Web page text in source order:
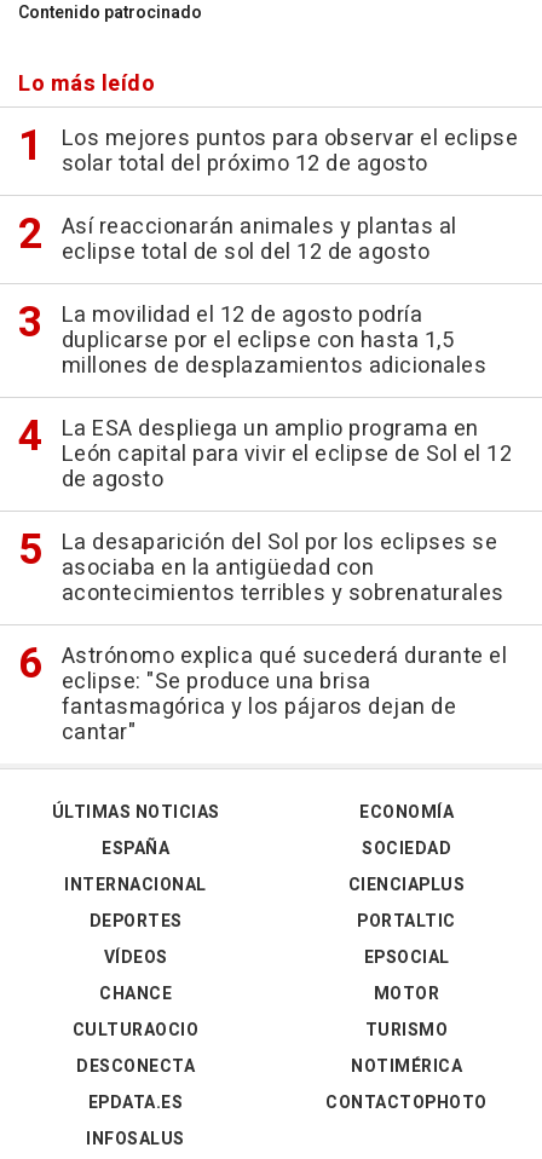
Contenido patrocinado
Lo más leído
Los mejores puntos para observar el eclipse
solar total del próximo 12 de agosto
Así reaccionarán animales y plantas al
eclipse total de sol del 12 de agosto
La movilidad el 12 de agosto podría
duplicarse por el eclipse con hasta 1,5
millones de desplazamientos adicionales
La ESA despliega un amplio programa en
León capital para vivir el eclipse de Sol el 12
de agosto
La desaparición del Sol por los eclipses se
asociaba en la antigüedad con
acontecimientos terribles y sobrenaturales
Astrónomo explica qué sucederá durante el
eclipse: "Se produce una brisa
fantasmagórica y los pájaros dejan de
cantar"
ÚLTIMAS NOTICIAS
ESPAÑA
INTERNACIONAL
DEPORTES
VÍDEOS
ECONOMÍA
SOCIEDAD
CIENCIAPLUS
PORTALTIC
EPSOCIAL
CHANCE
CULTURAOCIO
DESCONECTA
EPDATA.ES
INFOSALUS
MOTOR
TURISMO
NOTIMÉRICA
CONTACTOPHOTO